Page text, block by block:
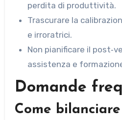
perdita di produttività.
Trascurare la
e irroratrici.
Non pianificare il
assistenza e
Domande
Come